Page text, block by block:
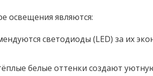
освещения являются:
светодиоды (LED) за их
белые оттенки создают